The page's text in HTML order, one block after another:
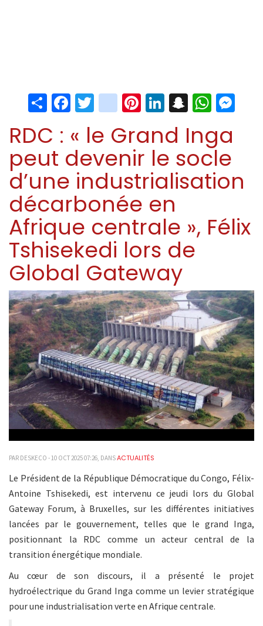
ShareFacebook
Twitter
instagram
Pinterest
LinkedIn
Snapchat
RDC : « le Grand Inga
peut devenir le socle
d’une industrialisation
décarbonée en
Afrique centrale », Félix
Tshisekedi lors de
Global Gateway
PAR DESKECO - 10 OCT 2025 07:26, DANSACTUALITÉS
Le Président de la République Démocratique du Congo, Félix-
Antoine Tshisekedi, est intervenu ce jeudi lors du Global
Gateway Forum, à Bruxelles, sur les différentes initiatives
lancées par le gouvernement, telles que le grand Inga,
positionnant la RDC comme un acteur central de la
transition énergétique mondiale.
Au cœur de son discours, il a présenté le projet
hydroélectrique du Grand Inga comme un levier stratégique
pour une industrialisation verte en Afrique centrale.